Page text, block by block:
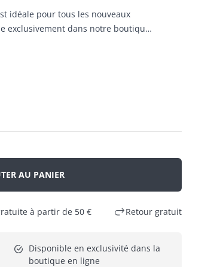
idéale pour tous les nouveaux
exclusivement dans notre boutique
AU PANIER
à partir de 50 € Retour gratuit
Disponible en exclusivité dans la
boutique en ligne